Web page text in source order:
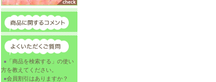
「商品を検索する」の使い
方を教えてください。
会員割引はありますか？